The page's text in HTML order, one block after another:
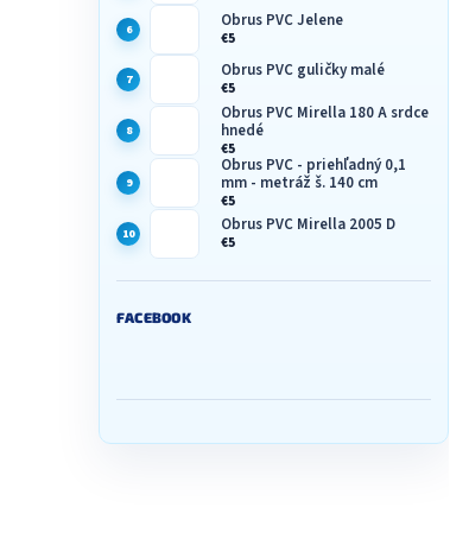
Obrus PVC Jelene
€5
Obrus PVC guličky malé
€5
Obrus PVC Mirella 180 A srdce
hnedé
€5
Obrus PVC - priehľadný 0,1
mm - metráž š. 140 cm
€5
Obrus PVC Mirella 2005 D
€5
FACEBOOK